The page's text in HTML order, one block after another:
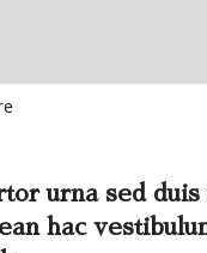
urna sed
hac